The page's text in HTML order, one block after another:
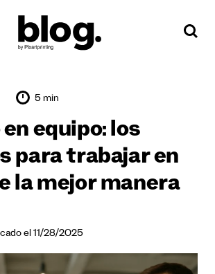
5 min
equipo: los
para trabajar en
la mejor manera
el 11/28/2025